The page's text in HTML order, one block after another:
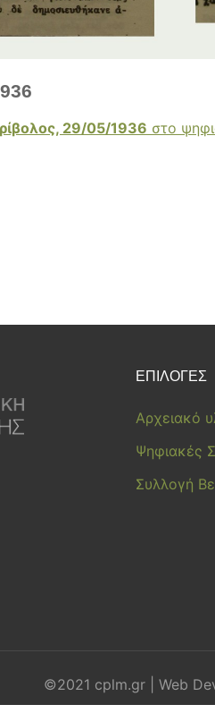
29/05/1936 στο
ΕΠΙΛΟΓΕΣ
Αρχειακό
Ψηφιακές
Συλλογή
©2021 cplm.gr | Web